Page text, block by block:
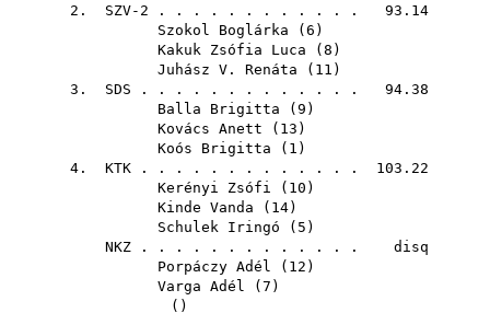
2. SZV-2 . . . . . . . . . . . . 93.14
Szokol Boglárka ( 6 )
Kakuk Zsófia Luca ( 8 )
Juhász V. Renáta ( 11 )
3. SDS . . . . . . . . . . . . . 94.38
Balla Brigitta ( 9 )
Kovács Anett ( 13 )
Koós Brigitta ( 1 )
4. KTK . . . . . . . . . . . . . 103.22
Kerényi Zsófi ( 10 )
Kinde Vanda ( 14)
Schulek Iringó ( 5 )
NKZ . . . . . . . . . . . . . disq
Porpáczy Adél ( 12 )
Varga Adél ( 7 )
()